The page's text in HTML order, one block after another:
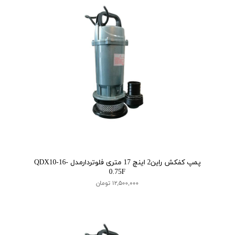
پمپ کفکش راین2 اینچ 17 متری فلوتردارمدل QDX10-16-
0.75F
۱۲,۵۰۰,۰۰۰ تومان